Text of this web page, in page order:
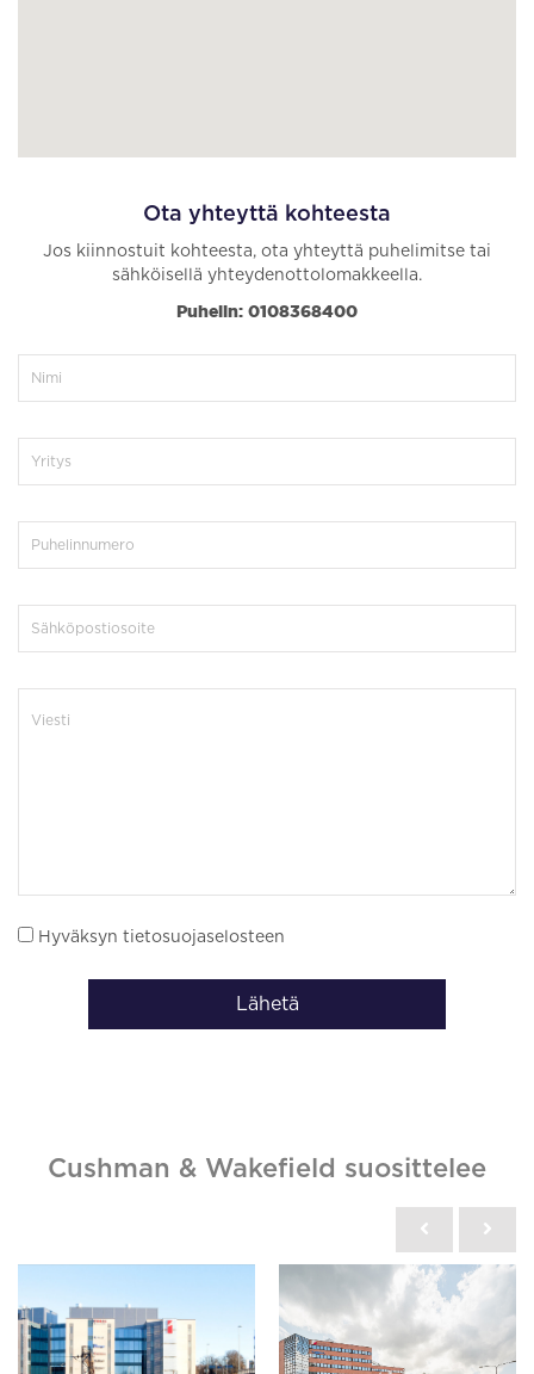
Ota yhteyttä kohteesta
Jos kiinnostuit kohteesta, ota yhteyttä puhelimitse tai
sähköisellä yhteydenottolomakkeella.
Puhelin: 0108368400
Hyväksyn tietosuojaselosteen
Lähetä
Cushman & Wakefield suosittelee